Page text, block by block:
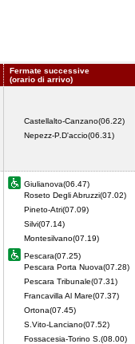
Fermate successive
(orario di arrivo)
Castellalto-Canzano(06.22)
Nepezz-P.D'accio(06.31)
Giulianova(06.47)
Roseto Degli Abruzzi(07.02)
Pineto-Atri(07.09)
Silvi(07.14)
Montesilvano(07.19)
Pescara(07.25)
Pescara Porta Nuova(07.28)
Pescara Tribunale(07.31)
Francavilla Al Mare(07.37)
Ortona(07.45)
S.Vito-Lanciano(07.52)
Fossacesia-Torino S.(08.00)